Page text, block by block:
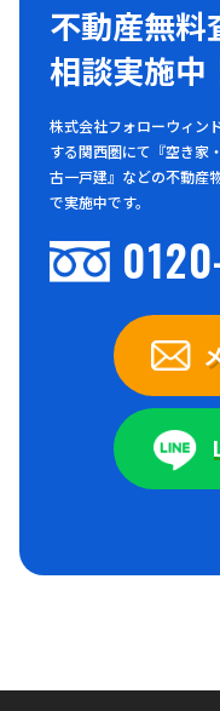
不動産無料
相談実施中
株式会社フォローウィン
する関西圏にて『空き家
古一戸建』などの不動産
で実施中です。